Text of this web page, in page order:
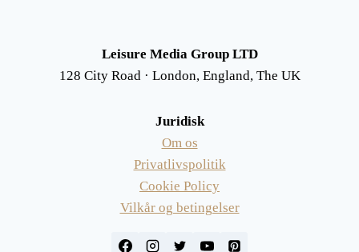
Leisure Media Group LTD
128 City Road · London, England, The UK
Juridisk
Om os
Privatlivspolitik
Cookie Policy
Vilkår og betingelser